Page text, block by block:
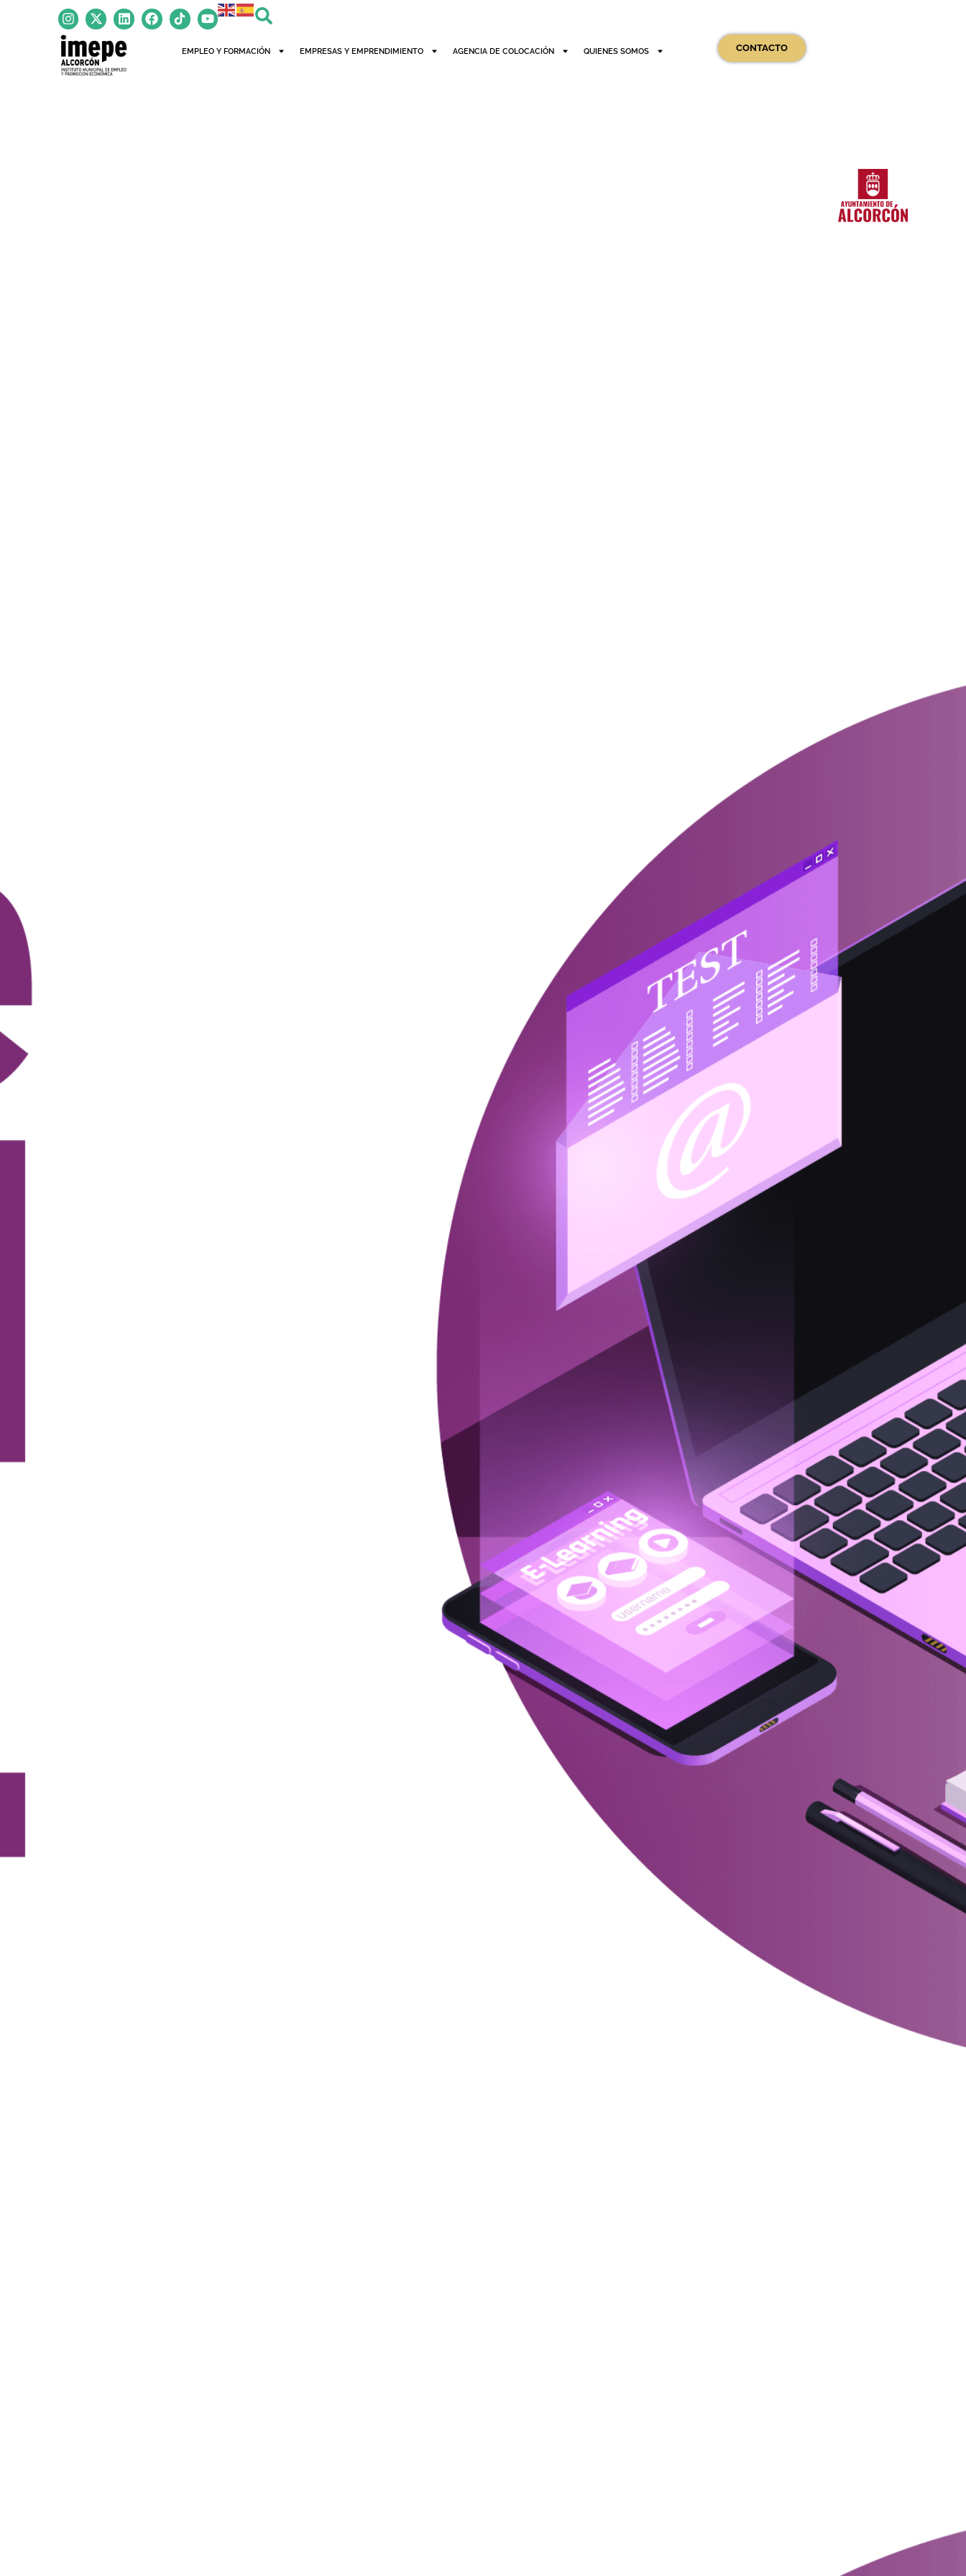
EMPLEO Y FORMACIÓN EMPRESAS Y EMPRENDIMIENTO AGENCIA DE COLOCACIÓN QUIENES SOMOS CONTACTO